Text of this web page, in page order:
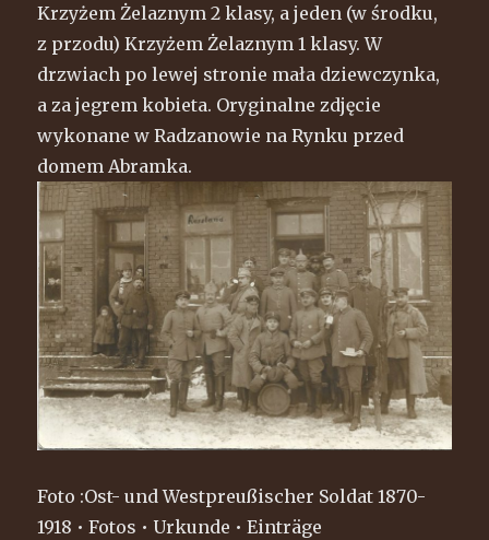
Krzyżem Żelaznym 2 klasy, a jeden (w środku,
z przodu) Krzyżem Żelaznym 1 klasy. W
drzwiach po lewej stronie mała dziewczynka,
a za jegrem kobieta. Oryginalne zdjęcie
wykonane w Radzanowie na Rynku przed
domem Abramka.
Foto :Ost- und Westpreußischer Soldat 1870-
1918 • Fotos • Urkunde • Einträge